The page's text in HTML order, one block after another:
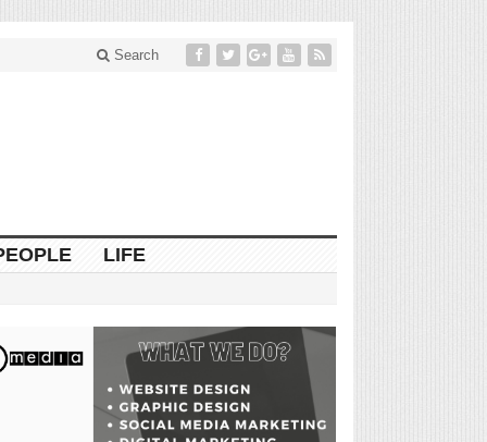
Search
LIFE